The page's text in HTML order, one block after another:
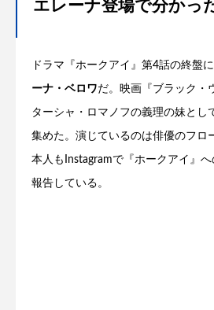
エレーナ登場で分かっ
ドラマ『ホークアイ』第4話の終盤
ーナ・ベロワだ。映画『ブラック・
ターシャ・ロマノフの義理の妹とし
集めた。演じているのは俳優のフロ
本人もInstagramで『ホークアイ』
報告している。